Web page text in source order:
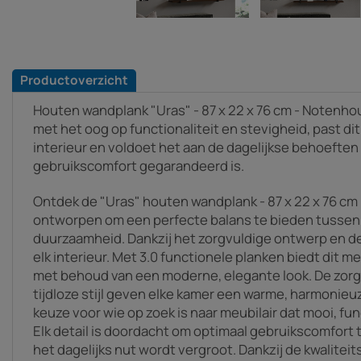
Productoverzicht
Houten wandplank "Uras" - 87 x 22 x 76 cm -
met het oog op functionaliteit en stevigheid, past dit
interieur en voldoet het aan de dagelijkse
gebruikscomfort gegarandeerd is.
Ontdek de "Uras" houten wandplank - 87 x 22 x 76
ontworpen om een perfecte balans te bieden
duurzaamheid. Dankzij het zorgvuldige ontwerp en
elk interieur. Met 3.0 functionele planken biedt dit
met behoud van een moderne, elegante look. De
tijdloze stijl geven elke kamer een warme,
keuze voor wie op zoek is naar meubilair dat mooi,
Elk detail is doordacht om optimaal gebruikscomfort
het dagelijks nut wordt vergroot. Dankzij de